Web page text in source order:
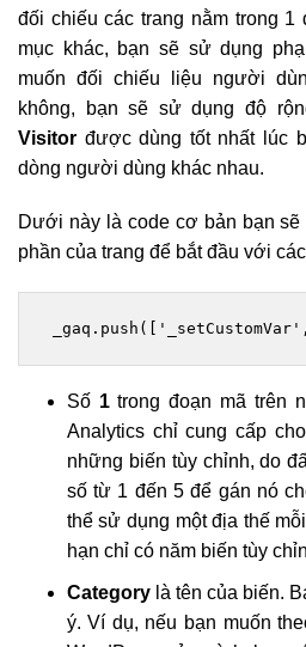
đối chiếu các trang nằm trong 1
mục khác, bạn sẽ sử dụng
muốn đối chiếu liệu người
không, bạn sẽ sử dụng độ
Visitor được dùng tốt nhất lúc
dòng người dùng khác nhau.
Dưới này là code cơ bản bạn sẽ
phần của trang để bắt đầu với
Số 1trong đoạn mã trên
Analytics chỉ cung cấp
những biến tùy chỉnh, do
số từ 1 đến 5 để gán nó
thể sử dụng một địa thế
hạn chỉ có năm biến tùy
Category là tên của biến.
ý. Ví dụ, nếu bạn muốn